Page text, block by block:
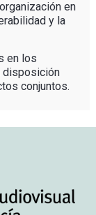
en
y la
en los
disposición
conjuntos.